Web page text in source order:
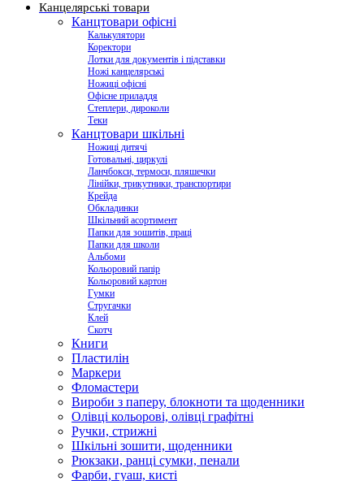
Канцелярські товари
Канцтовари офісні
Калькулятори
Коректори
Лотки для документів і підставки
Ножі канцелярські
Ножиці офісні
Офісне приладдя
Степлери, дироколи
Теки
Канцтовари шкільні
Ножиці дитячі
Готовальні, циркулі
Ланчбокси, термоси, пляшечки
Лінійки, трикутники, транспортири
Крейда
Обкладинки
Шкільний асортимент
Папки для зошитів, праці
Папки для школи
Альбоми
Кольоровий папір
Кольоровий картон
Гумки
Стругачки
Клей
Скотч
Книги
Пластилін
Маркери
Фломастери
Вироби з паперу, блокноти та щоденники
Олівці кольорові, олівці графітні
Ручки, стрижні
Шкільні зошити, щоденники
Рюкзаки, ранці сумки, пенали
Фарби, гуаш, кисті